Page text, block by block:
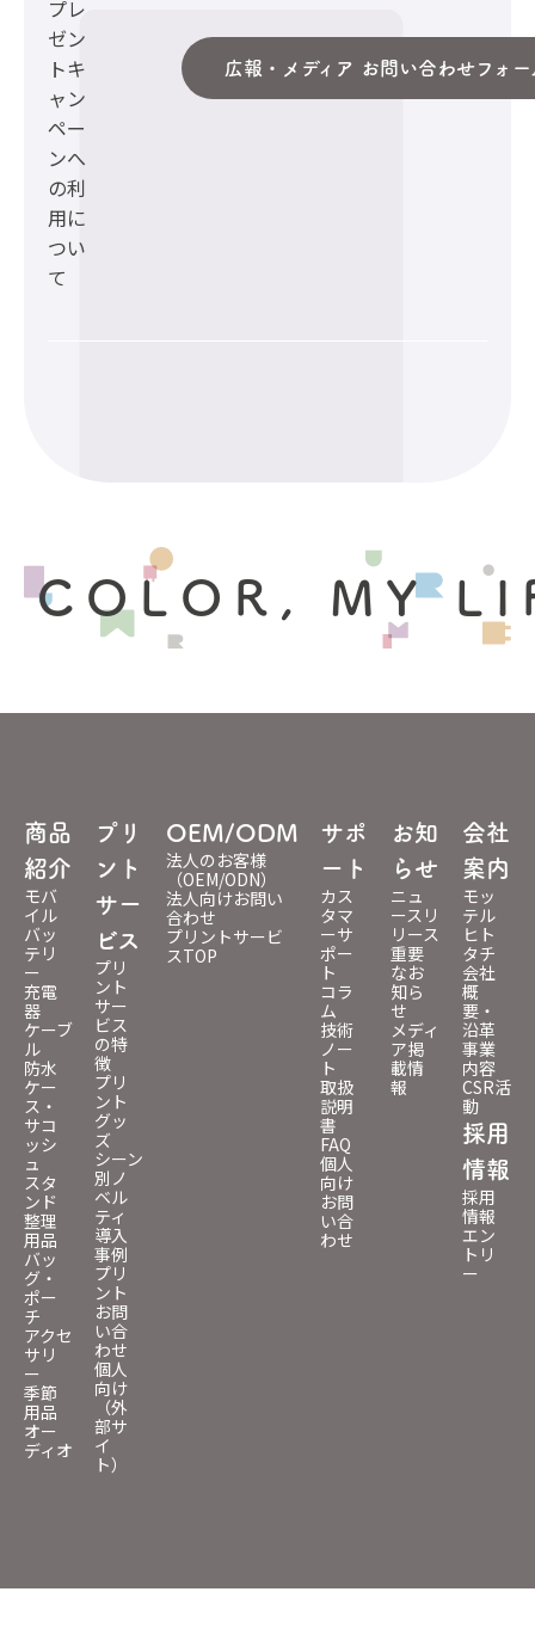
プレ
ゼン
トキ
ャン
ペー
ンへ
の利
用に
つい
て
広報・メディア お問い合わせフォー
COLOR, MY
商品
紹介
モバ
イル
バッ
テリ
ー
充電
器
ケーブ
ル
防水
ケー
ス・
サコ
ッシ
ュ
スタ
ンド
整理
用品
バッ
グ・
ポー
チ
アクセ
サリ
ー
季節
用品
オー
ディオ
プリ
ント
サー
ビス
プリ
ント
サー
ビス
の特
徴
プリ
ント
グッ
ズ
シーン
別ノ
ベル
ティ
導入
事例
プリ
ント
お問
い合
わせ
個人
向け
（外
部サ
イ
ト）
OEM/ODM
法人のお客様
（OEM/ODN）
法人向けお問い
合わせ
プリントサービ
スTOP
サポ
ート
カス
タマ
ーサ
ポー
ト
コラ
ム
技術
ノー
ト
取扱
説明
書
FAQ
個人
向け
お問
い合
わせ
お知
らせ
ニュ
ースリ
リース
重要
なお
知ら
せ
メディ
ア掲
載情
報
会社
案内
モッ
テル
ヒト
タチ
会社
概
要・
沿革
事業
内容
CSR活
動
採用
情報
採用
情報
エン
トリ
ー